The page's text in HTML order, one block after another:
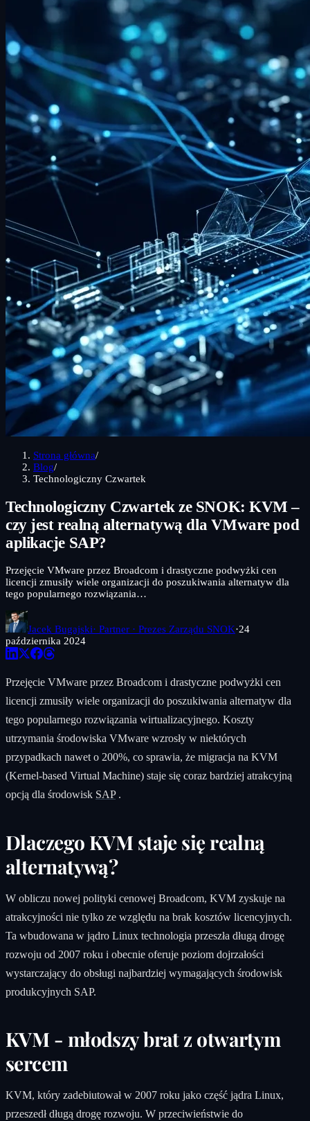
Strona główna/
Blog/
Technologiczny Czwartek
Technologiczny Czwartek ze SNOK: KVM –
czy jest realną alternatywą dla VMware pod
aplikacje SAP?
Przejęcie VMware przez Broadcom i drastyczne podwyżki cen
licencji zmusiły wiele organizacji do poszukiwania alternatyw dla
tego popularnego rozwiązania…
Jacek Bugajski· Partner · Prezes Zarządu SNOK·24
października 2024
Przejęcie VMware przez Broadcom i drastyczne podwyżki cen
licencji zmusiły wiele organizacji do poszukiwania alternatyw dla
tego popularnego rozwiązania wirtualizacyjnego. Koszty
utrzymania środowiska VMware wzrosły w niektórych
przypadkach nawet o 200%, co sprawia, że migracja na KVM
(Kernel-based Virtual Machine) staje się coraz bardziej atrakcyjną
opcją dla środowisk SAP.
Dlaczego KVM staje się realną
alternatywą?
W obliczu nowej polityki cenowej Broadcom, KVM zyskuje na
atrakcyjności nie tylko ze względu na brak kosztów licencyjnych.
Ta wbudowana w jądro Linux technologia przeszła długą drogę
rozwoju od 2007 roku i obecnie oferuje poziom dojrzałości
wystarczający do obsługi najbardziej wymagających środowisk
produkcyjnych SAP.
KVM - młodszy brat z otwartym
sercem
KVM, który zadebiutował w 2007 roku jako część jądra Linux,
przeszedł długą drogę rozwoju. W przeciwieństwie do